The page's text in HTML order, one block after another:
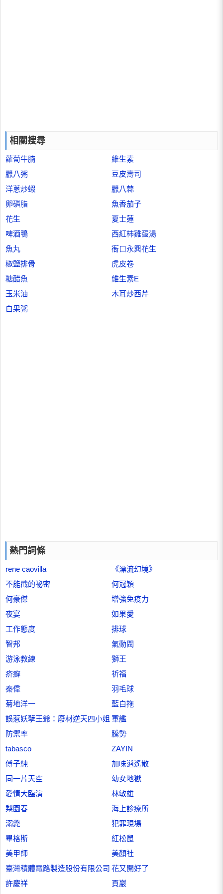
相關搜尋
蘿蔔牛腩
維生素
臘八粥
豆皮壽司
洋蔥炒蝦
臘八蒜
卵磷脂
魚香茄子
花生
夏士蓮
啤酒鴨
西紅柿雞蛋湯
魚丸
衙口永興花生
椒鹽排骨
虎皮卷
糖醋魚
維生素E
玉米油
木耳炒西芹
白果粥
熱門詞條
rene caovilla
《漂流幻境》
不能戳的祕密
何冠穎
何豪傑
增強免疫力
夜宴
如果愛
工作態度
排球
智邦
氣動閥
游泳教練
獅王
疥癬
祈福
秦偉
羽毛球
菊地洋一
藍白拖
誤惹妖孽王爺：廢材逆天四小姐 軍艦
防禦率
騰勢
tabasco
ZAYIN
傅子純
加味逍遙散
同一片天空
幼女地獄
愛情大臨演
林敏雄
梨園春
海上診療所
溺斃
犯罪現場
畢格斯
紅松鼠
美甲師
美顏社
臺灣積體電路製造股份有限公司 花又開好了
許慶祥
頁巖